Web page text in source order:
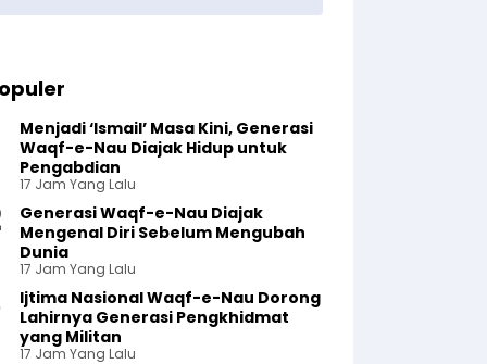
Menjadi ‘Ismail’ Masa Kini, Generasi
Waqf-e-Nau Diajak Hidup untuk
Pengabdian
17 Jam Yang Lalu
Generasi Waqf-e-Nau Diajak
Mengenal Diri Sebelum Mengubah
Dunia
17 Jam Yang Lalu
Ijtima Nasional Waqf-e-Nau Dorong
Lahirnya Generasi Pengkhidmat
yang Militan
17 Jam Yang Lalu